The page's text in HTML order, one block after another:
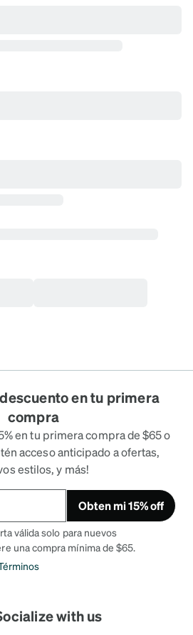
en tu primera
compra
en tu primera compra de $65 o
acceso anticipado a ofertas,
estilos, y más!
Obten mi 15% off
válida solo para nuevos
una compra mínima de $65.
with us